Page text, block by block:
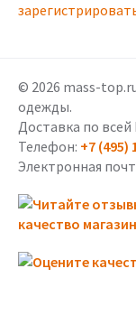
© 2026 mass-
одежды.
Доставка по всей
Телефон: +7 (495)
Электронная